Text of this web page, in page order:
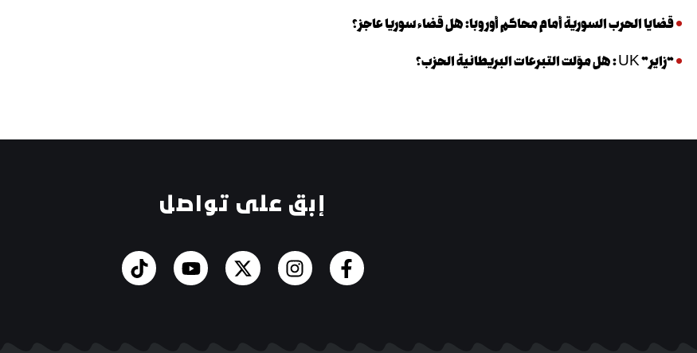
قضايا الحرب السورية أمام محاكم أوروبا: هل قضاء سوريا عاجز؟
“زاير” UK : هل موّلت التبرعات البريطانية الحزب؟
إبق على تواصل